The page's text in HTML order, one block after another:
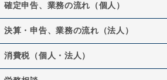
確定申告、業務の流れ（個人）
決算・申告、業務の流れ（法人）
消費税（個人・法人）